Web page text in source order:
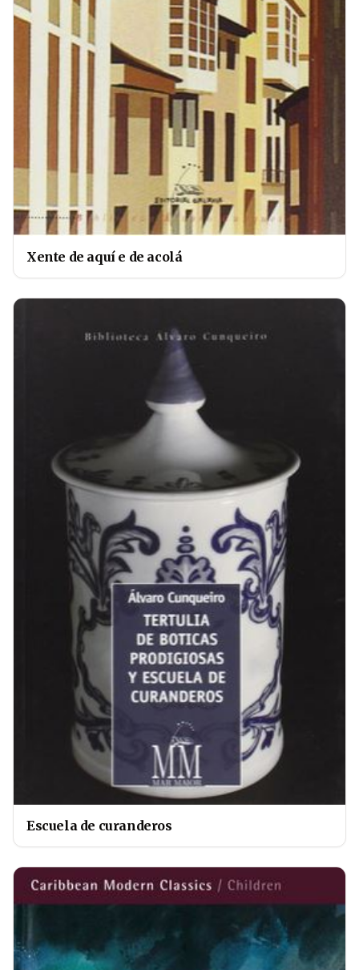
Xente de aquí e de acolá
Escuela de curanderos